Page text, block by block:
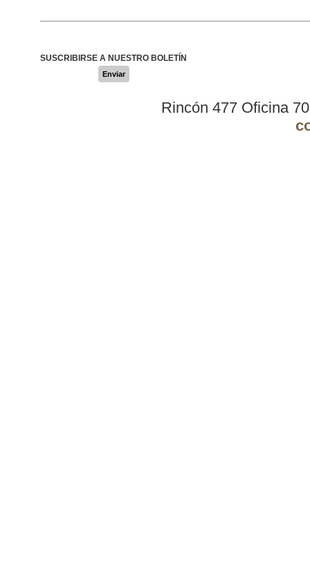
SUSCRIBIRSE A NUESTRO BOLETÍN
Enviar
Rincón 477 Oficina